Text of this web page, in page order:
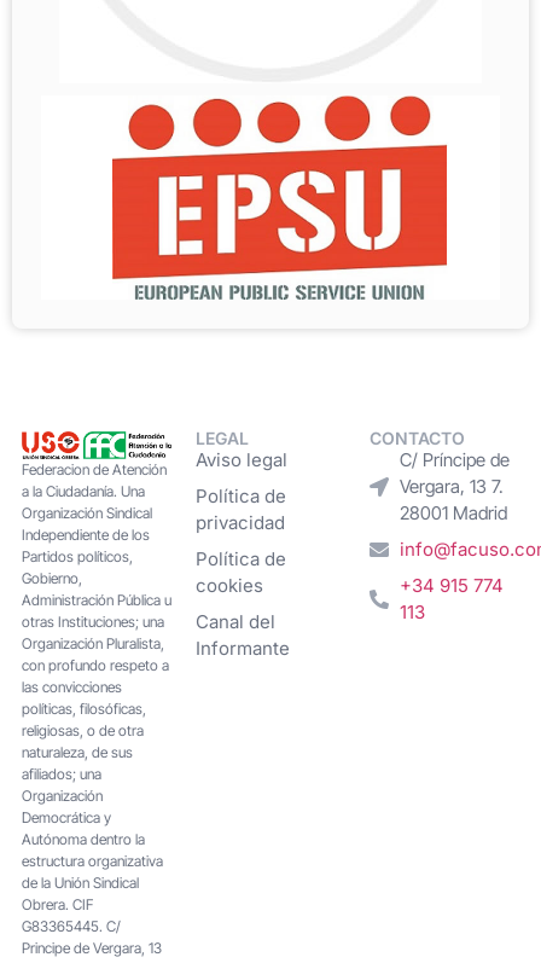
Federacion de Atención
a la Ciudadanía. Una
Organización Sindical
Independiente de los
Partidos políticos,
Gobierno,
Administración Pública u
otras Instituciones; una
Organización Pluralista,
con profundo respeto a
las convicciones
políticas, filosóficas,
religiosas, o de otra
naturaleza, de sus
afiliados; una
Organización
Democrática y
Autónoma dentro la
estructura organizativa
de la Unión Sindical
Obrera. CIF
G83365445. C/
Principe de Vergara, 13
LEGAL
Aviso legal
Política de
privacidad
Política de
cookies
Canal del
Informante
CONTACTO
C/ Príncipe de
Vergara, 13 7.
28001 Madrid
+34 915 774
113